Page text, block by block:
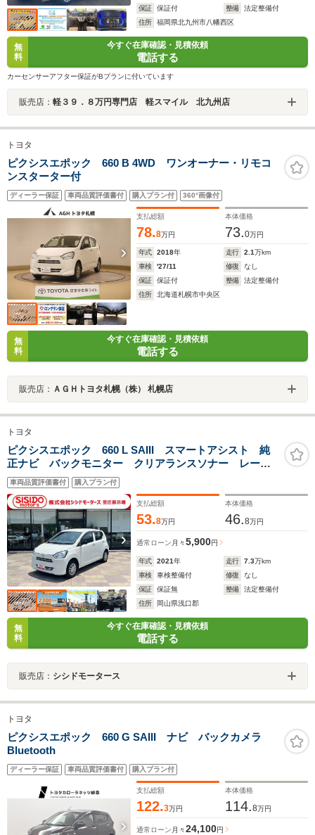
保証 保証付 整備
法定整備付
住所
福岡県北九州市八幡西区
無
料
今すぐ在庫確認・見積依頼
電話する
カーセンサーアフター保証がBプランに付いています
販売店： 軽３９．８万円専門店 軽スマイル 北九州店
トヨタ
ピクシスエポック 660 B 4WD ワンオーナー・リモコ
ンスターター付
ディーラー保証 車両品質評価書付 購入プラン付 360°画像付
支払総額
78.8万円
本体価格
73.0万円
年式 2018年 走行 2.1万km
車検
'27/11 修復
なし
保証
保証付 整備
法定整備付
住所
北海道札幌市中央区
無
料
今すぐ在庫確認・見積依頼
電話する
販売店： ＡＧＨトヨタ札幌（株） 札幌店
トヨタ
ピクシスエポック 660 L SAIII スマートアシスト 純
正ナビ バックモニター クリアランスソナー レーン
キープアシスト オートマチックハイビーム キーレス
エントリー 横滑り防止 アイドリングストップ オー
トライト Wエアバック 禁煙車
車両品質評価書付 購入プラン付
支払総額
53.8万円
本体価格
46.8万円
通常ローン 月々5,900円
年式 2021年 走行 7.3万km
車検
車検整備付 修復
なし
保証
保証無 整備
法定整備付
住所
岡山県浅口郡
無
料
今すぐ在庫確認・見積依頼
電話する
販売店： シシドモータース
トヨタ
ピクシスエポック 660 G SAIII ナビ バックカメラ
Bluetooth
ディーラー保証 車両品質評価書付 購入プラン付
支払総額
122.3万円
本体価格
114.8万円
通常ローン 月々24,100円